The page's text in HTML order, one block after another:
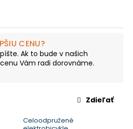
CENU?
Ak to bude v našich
Vám radi dorovnáme.
Celoodpružené
Zdieľať